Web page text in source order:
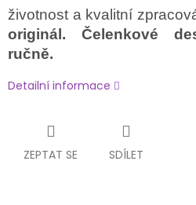
životnost a kvalitní
originál. Čelenkové
ručně.
Detailní informace
ZEPTAT SE SDÍLET